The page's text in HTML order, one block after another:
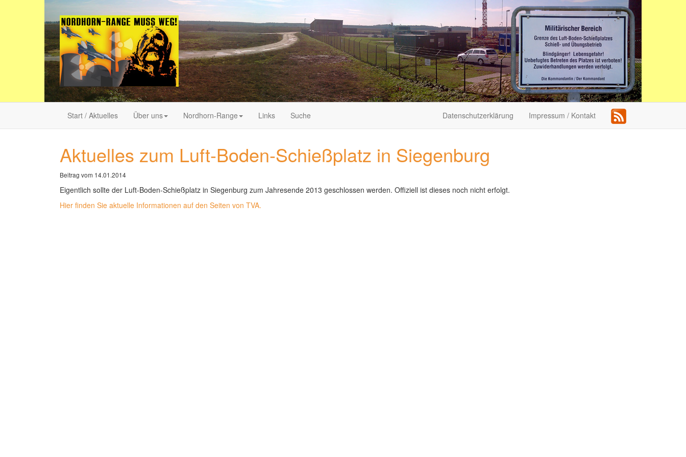
Start / Aktuelles Über uns Nordhorn-Range Links Suche Datenschutzerklärung Impressum / Kontakt
Aktuelles zum Luft-Boden-Schießplatz in Siegenburg
Beitrag vom 14.01.2014
Eigentlich sollte der Luft-Boden-Schießplatz in Siegenburg zum Jahresende 2013 geschlossen werden. Offiziell ist dieses noch nicht erfolgt.
Hier finden Sie aktuelle Informationen auf den Seiten von TVA.